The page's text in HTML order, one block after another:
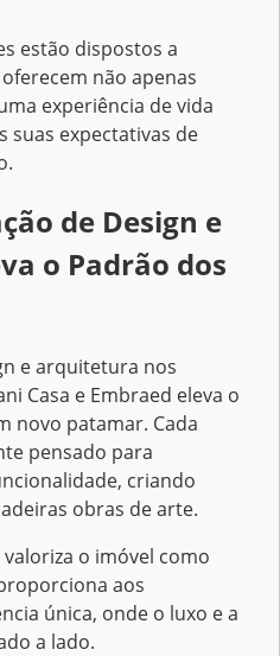
estão dispostos a
não apenas
experiência de vida
suas expectativas de
de Design e
o Padrão dos
e arquitetura nos
Casa e Embraed eleva o
novo patamar. Cada
pensado para
criando
obras de arte.
o imóvel como
aos
única, onde o luxo e a
a lado.